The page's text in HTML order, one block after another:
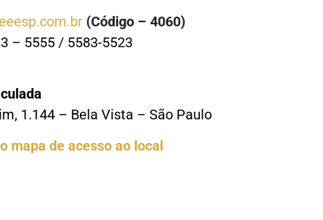
(Código – 4060)
– 5555 / 5583-5523
1.144 – Bela Vista – São Paulo
mapa de acesso ao local